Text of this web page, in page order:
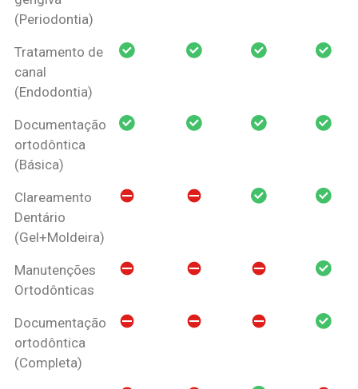
(Periodontia)
Tratamento de
canal
(Endodontia)
Documentação
ortodôntica
(Básica)
Clareamento
Dentário
(Gel+Moldeira)
Manutenções
Ortodônticas
Documentação
ortodôntica
(Completa)